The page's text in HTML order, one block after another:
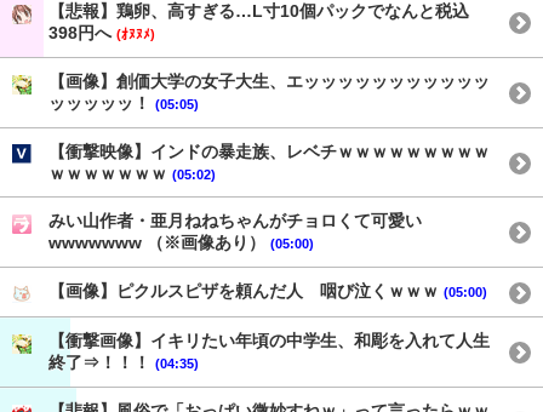
【悲報】鶏卵、高すぎる…L寸10個パックでなんと税込
398円へ (ｵﾇﾇﾒ)
【画像】創価大学の女子大生、エッッッッッッッッッッッ
ッッッッッ！
(05:05)
【衝撃映像】インドの暴走族、レベチｗｗｗｗｗｗｗｗｗ
ｗｗｗｗｗｗｗ (05:02)
みい山作者・亜月ねねちゃんがチョロくて可愛い
wwwwwww （※画像あり）
(05:00)
【画像】ピクルスピザを頼んだ人 咽び泣くｗｗｗ (05:00)
【衝撃画像】イキリたい年頃の中学生、和彫を入れて人生
終了⇒！！！
(04:35)